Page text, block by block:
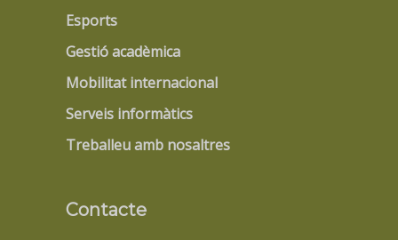
Esports
Gestió acadèmica
Mobilitat internacional
Serveis informàtics
Treballeu amb nosaltres
Contacte